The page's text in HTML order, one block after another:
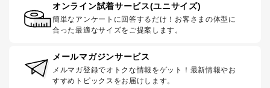
オンライン試着サービス(ユニサイズ)
簡単なアンケートに回答するだけ！お客さまの体型に
合った最適なサイズをご提案します。
メールマガジンサービス
メルマガ登録でオトクな情報をゲット！最新情報やお
すすめトピックスをお届けします。